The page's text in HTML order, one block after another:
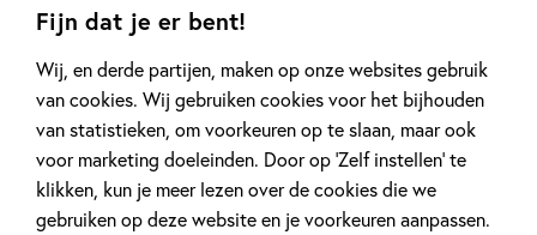
Fijn dat je er bent!
Wij, en derde partijen, maken op onze websites gebruik
van cookies. Wij gebruiken cookies voor het bijhouden
van statistieken, om voorkeuren op te slaan, maar ook
voor marketing doeleinden. Door op ‘Zelf instellen’ te
klikken, kun je meer lezen over de cookies die we
gebruiken op deze website en je voorkeuren aanpassen.
Bekijk alle artikelen